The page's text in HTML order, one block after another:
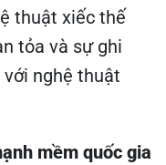
thuật xiếc thế
tỏa và sự ghi
nghệ thuật
mềm quốc gia